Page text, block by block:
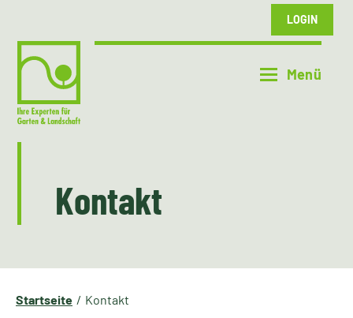
LOGIN
Kontakt
Startseite Kontakt